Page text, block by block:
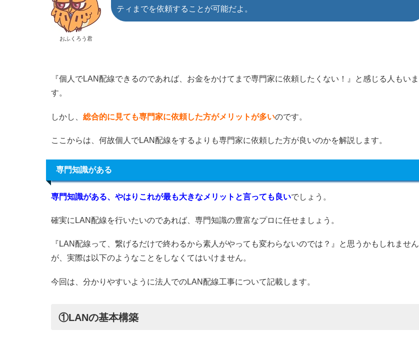
おふくろう君
ティまでを依頼することが可能だよ。
『個人でLAN配線できるのであれば、お金をかけてまで専門家に依頼したくない！』と感じる人もいま
す。
しかし、 総合的に見ても専門家に依頼した方がメリットが多いのです。
ここからは、何故個人でLAN配線をするよりも専門家に依頼した方が良いのかを解説します。
専門知識がある
専門知識がある、やはりこれが最も大きなメリットと言っても良いでしょう。
確実にLAN配線を行いたいのであれば、専門知識の豊富なプロに任せましょう。
『LAN配線って、繋げるだけで終わるから素人がやっても変わらないのでは？』と思うかもしれません
が、実際は以下のようなことをしなくてはいけません。
今回は、分かりやすいように法人でのLAN配線工事について記載します。
①LANの基本構築